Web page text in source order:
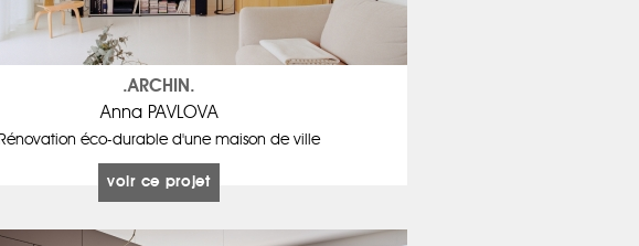
.ARCHIN.
Anna PAVLOVA
Rénovation éco-durable d'une maison de ville
voir ce projet